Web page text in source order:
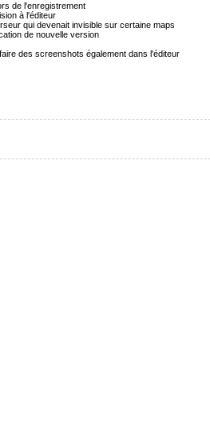
de l'enregistrement
à l'éditeur
qui devenait invisible sur certaine maps
de nouvelle version
des screenshots également dans l'éditeur